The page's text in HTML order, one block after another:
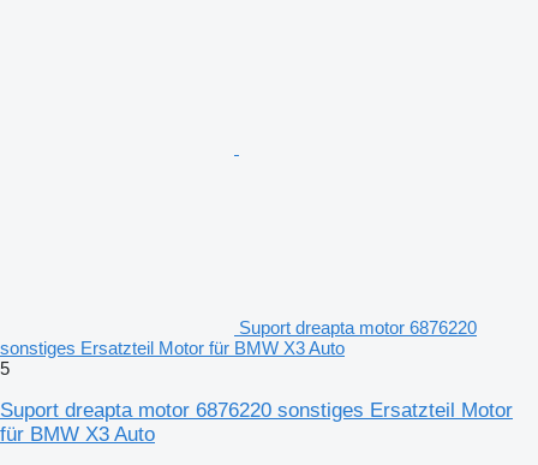
Suport dreapta motor 6876220
sonstiges Ersatzteil Motor für BMW X3 Auto
5
Suport dreapta motor 6876220 sonstiges Ersatzteil Motor
für BMW X3 Auto